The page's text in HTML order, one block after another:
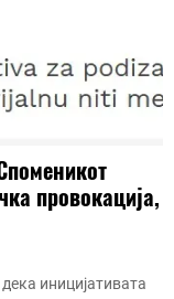
провокација,
иницијативата